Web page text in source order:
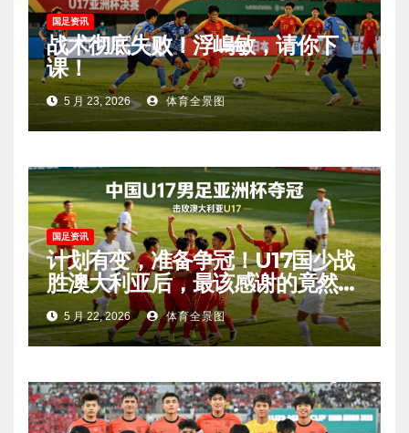
国足资讯
战术彻底失败！浮嶋敏，请你下
课！
5 月 23, 2026 体育全景图
国足资讯
计划有变，准备争冠！U17国少战
胜澳大利亚后，最该感谢的竟然是
这个门外汉！
5 月 22, 2026 体育全景图